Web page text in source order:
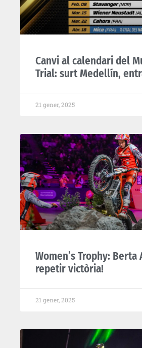
Canvi al calendari del
Trial: surt Medellín,
21 gener, 2025
Women’s Trophy: Berta
repetir victòria!
21 gener, 2025